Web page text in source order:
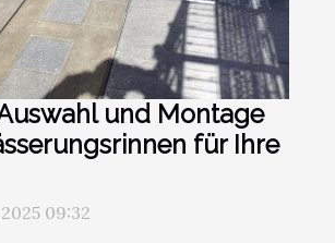
und Montage
für Ihre
09:32